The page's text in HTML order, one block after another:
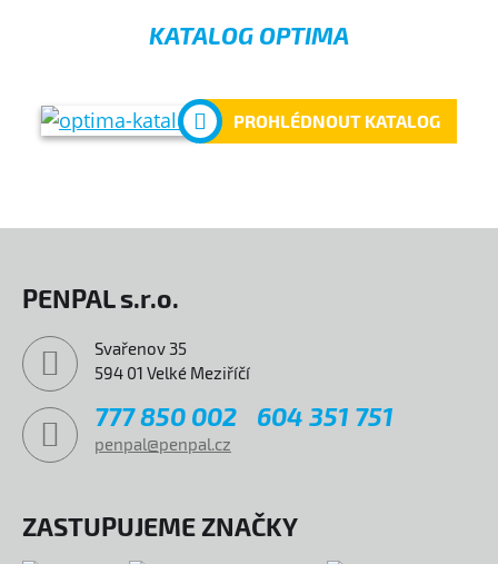
KATALOG OPTIMA
PROHLÉDNOUT KATALOG
PENPAL s.r.o.
Svařenov 35
594 01 Velké Meziříčí
777 850 002 604 351 751
penpal@penpal.cz
ZASTUPUJEME ZNAČKY